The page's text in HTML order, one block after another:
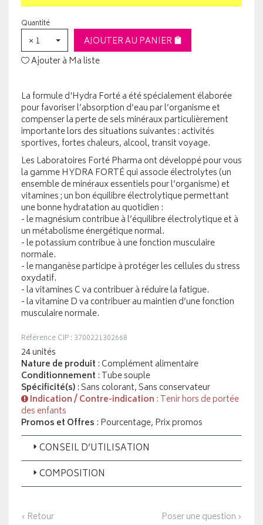
Quantité
× 1
AJOUTER AU PANIER
Ajouter à Ma liste
La formule d'Hydra Forté a été spécialement élaborée
pour favoriser l’absorption d’eau par l’organisme et
compenser la perte de sels minéraux particulièrement
importante lors des situations suivantes : activités
sportives, fortes chaleurs, alcool, transit voyage.
Les Laboratoires Forté Pharma ont développé pour vous
la gamme HYDRA FORTÉ qui associe électrolytes (un
ensemble de minéraux essentiels pour l’organisme) et
vitamines ; un bon équilibre électrolytique permettant
une bonne hydratation au quotidien :
- le magnésium contribue à l’équilibre électrolytique et à
un métabolisme énergétique normal.
- le potassium contribue à une fonction musculaire
normale.
- le manganèse participe à protéger les cellules du stress
oxydatif.
- la vitamines C va contribuer à réduire la fatigue.
- la vitamine D va contribuer au maintien d’une fonction
musculaire normale.
Référence CIP : 3700221302668
24 unités
Nature de produit : Complément alimentaire
Conditionnement : Tube souple
Spécificité(s): Sans colorant, Sans conservateur
Indication / Contre-indication : Tenir hors de portée
des enfants
Promos et Offres : Pourcentage, Prix promos
CONSEIL D’UTILISATION
COMPOSITION
‹ Retour Poser une question ›